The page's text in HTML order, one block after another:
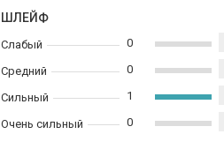
ШЛЕЙФ
Слабый
Средний
Сильный
Очень сильный
0
0
1
0